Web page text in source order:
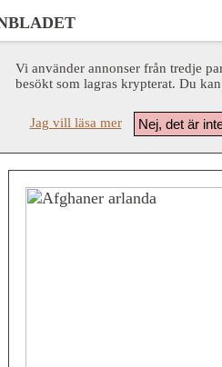
Vi använder annonser från tredje
besökt som lagras krypterat. Du
Nej, det är
Jag vill läsa mer